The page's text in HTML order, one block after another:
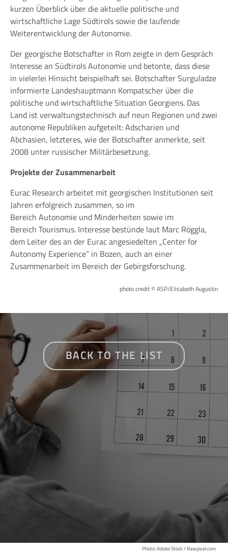
kurzen Überblick über die aktuelle politische und
wirtschaftliche Lage Südtirols sowie die laufende
Weiterentwicklung der Autonomie.
Der georgische Botschafter in Rom zeigte in dem Gespräch
Interesse an Südtirols Autonomie und betonte, dass diese
in vielerlei Hinsicht beispielhaft sei. Botschafter Surguladze
informierte Landeshauptmann Kompatscher über die
politische und wirtschaftliche Situation Georgiens. Das
Land ist verwaltungstechnisch auf neun Regionen und zwei
autonome Republiken aufgeteilt: Adscharien und
Abchasien, letzteres, wie der Botschafter anmerkte, seit
2008 unter russischer Militärbesetzung.
Projekte der Zusammenarbeit
Eurac Research arbeitet mit georgischen Institutionen seit
Jahren erfolgreich zusammen, so im
Bereich Autonomie und Minderheiten sowie im
Bereich Tourismus. Interesse bestünde laut Marc Röggla,
dem Leiter des an der Eurac angesiedelten „Center for
Autonomy Experience“ in Bozen, auch an einer
Zusammenarbeit im Bereich der Gebirgsforschung.
photo credit © ASP/Elisabeth Augustin
BACK TO THE LIST
Photo: Adobe Stock / Rawpixel.com